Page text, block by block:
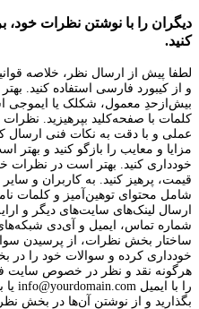
دیگران را با نوشتن نظرات خود،
کنید.
لطفا پیش از ارسال نظر، خلاصه
بیش‌از‌حدِ معمول، شکلک یا ایموجی
کلمات با صفحه‌کلید بپرهیزید.
عملی و با دقت به نکات فنی
مزایا و معایب را بازگو کنید و
خودداری کنید. بهتر است در نظرات
قیمت، پرهیز کنید. به کاربران و
شامل محتوای توهین‌آمیز و کلمات
ارسال لینک‌های سایت‌های دیگر و
شماره تماس، ایمیل و آی‌دی شبکه‌های
ساختار بخش نظرات، از پرسیدن
خودداری کرده و سوالات خود را
هرگونه نقد و نظر در خصوص سایت
بگذارید و از نوشتن آن‌ها در بخش